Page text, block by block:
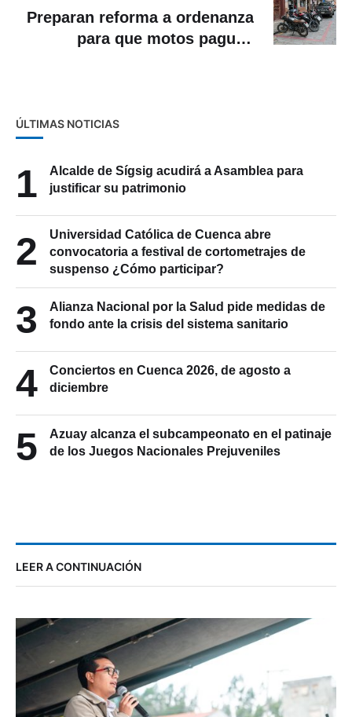
Preparan reforma a ordenanza
para que motos paguen
ÚLTIMAS NOTICIAS
1
Alcalde de Sígsig acudirá a Asamblea para
justificar su patrimonio
2
Universidad Católica de Cuenca abre
convocatoria a festival de cortometrajes de
suspenso ¿Cómo participar?
3
Alianza Nacional por la Salud pide medidas de
fondo ante la crisis del sistema sanitario
4
Conciertos en Cuenca 2026, de agosto a
diciembre
5
Azuay alcanza el subcampeonato en el patinaje
de los Juegos Nacionales Prejuveniles
LEER A CONTINUACIÓN